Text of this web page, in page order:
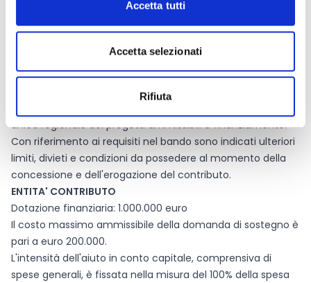
Accetta tutti
Accetta selezionati
Rifiuta
nelle singole aziende agricole finalizzate al miglioramento
delle prestazioni”. Gli investimenti collettivi
ammissibili al momento della presentazione della
domanda di sostegno o acquisire tale requisito entro e non
oltre 90 giorni dalla data di pubblicazione della
unica regionale dei progetti ammissibili a finanziamento.
Con riferimento ai requisiti nel bando sono indicati ulteriori
limiti, divieti e condizioni da possedere al momento della
concessione e dell'erogazione del contributo.
ENTITA' CONTRIBUTO
Dotazione finanziaria: 1.000.000 euro
Il costo massimo ammissibile della domanda di sostegno è
pari a euro 200.000.
L'intensità dell'aiuto in conto capitale, comprensiva di
spese generali, è fissata nella misura del 100% della spesa